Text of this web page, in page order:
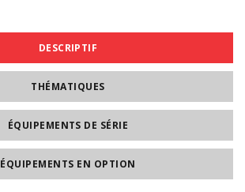
DESCRIPTIF
THÉMATIQUES
ÉQUIPEMENTS DE SÉRIE
ÉQUIPEMENTS EN OPTION